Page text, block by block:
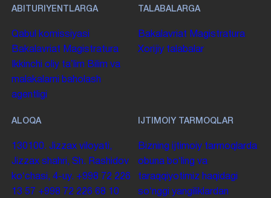
ABITURIYENTLARGA
Qabul komissiyasi
Bakalavriat Magistratura
Ikkinchi oliy taʼlim Bilim va
malakalarni baholash
agentligi
TALABALARGA
Bakalavriat Magistratura
Xorijiy talabalar
ALOQA
130100. Jizzax viloyati,
Jizzax shahri, Sh. Rashidov
koʻchasi, 4-uy. +998 72 226
13 57 +998 72 226 68 10
IJTIMOIY TARMOQLAR
Bizning ijtimoiy tarmoqlarda
obuna boʻling va
taraqqiyotimiz haqidagi
soʻnggi yangiliklardan